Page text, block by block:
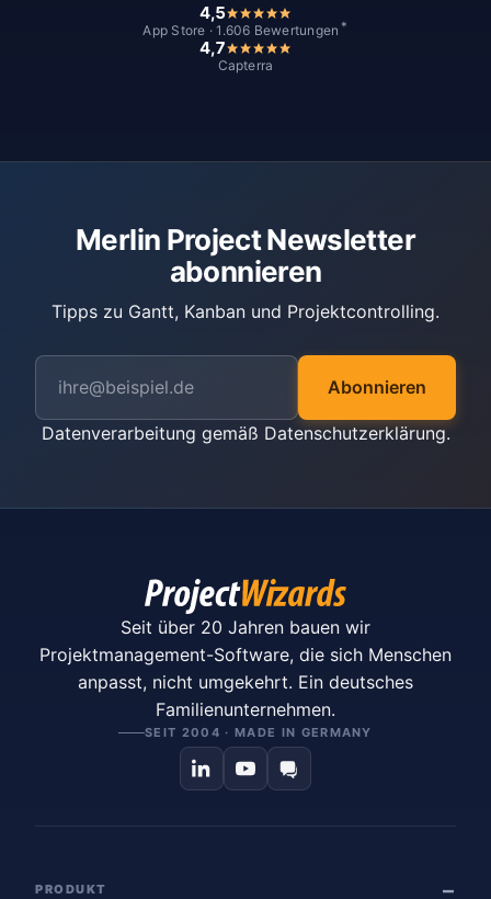
4,5
App Store · 1.606 Bewertungen *
4,7
Capterra
Merlin Project Newsletter
abonnieren
Tipps zu Gantt, Kanban und Projektcontrolling.
Abonnieren
Datenverarbeitung gemäß Datenschutzerklärung.
Seit über 20 Jahren bauen wir
Projektmanagement-Software, die sich Menschen
anpasst, nicht umgekehrt. Ein deutsches
Familienunternehmen.
SEIT 2004 · MADE IN GERMANY
PRODUKT